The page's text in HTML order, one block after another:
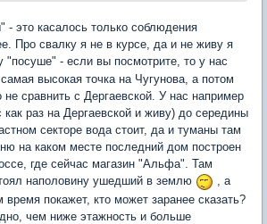
это касалось только соблюдения
Про свалку я не в курсе, да и не живу я
"посуше" - если вы посмотрите, то у нас
высокая точка на Чугунова, а потом
не сравнить с Дергаевской. У нас например
как раз на Дергаевской и живу) до середины
секторе вода стоит, да и туманы там
на каком месте последний дом построен
где сейчас магазин "Альфа". Там
наполовину ушедший в землю
, а
покажет, кто может заранее сказать?
чем ниже этажность и больше